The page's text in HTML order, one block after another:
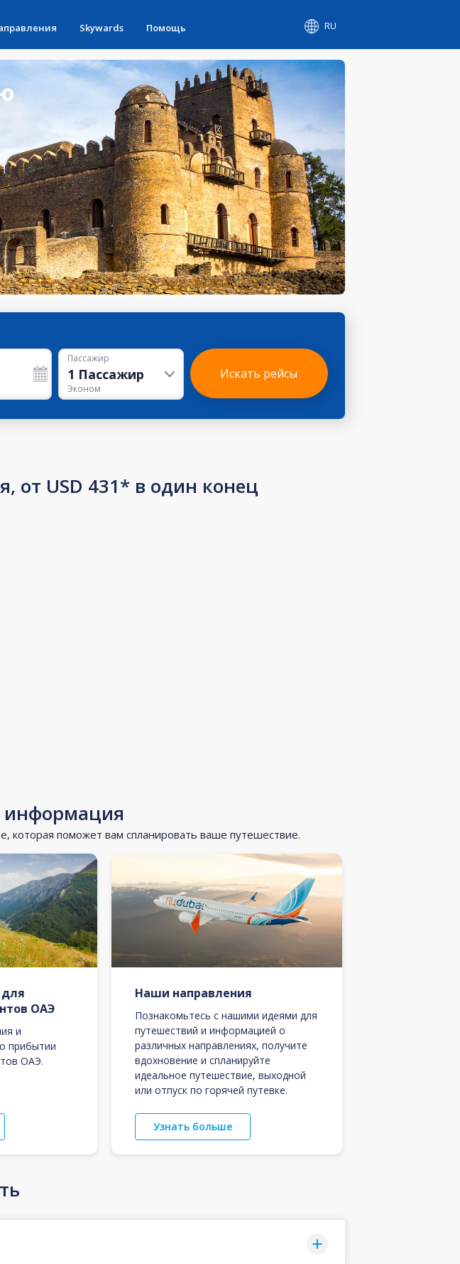
Skywards Помощь RU
Пассажир
1 Пассажир
Эконом
Искать рейсы
от USD 431* в один конец
информация
поможет вам спланировать ваше путешествие.
ОАЭ
и
прибытии
ОАЭ.
Наши направления
Познакомьтесь с нашими идеями для
путешествий и информацией о
различных направлениях, получите
вдохновение и спланируйте
идеальное путешествие, выходной
или отпуск по горячей путевке.
Узнать больше